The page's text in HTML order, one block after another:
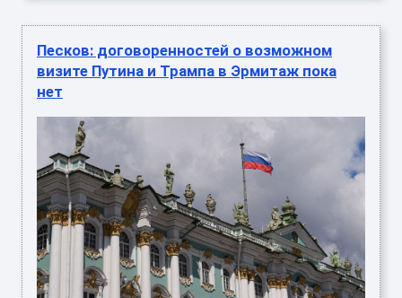
Песков: договоренностей о возможном
визите Путина и Трампа в Эрмитаж пока
нет